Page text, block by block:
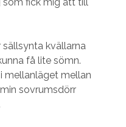
kvällarna
få lite sömn.
mellanläget mellan
sovrumsdörr